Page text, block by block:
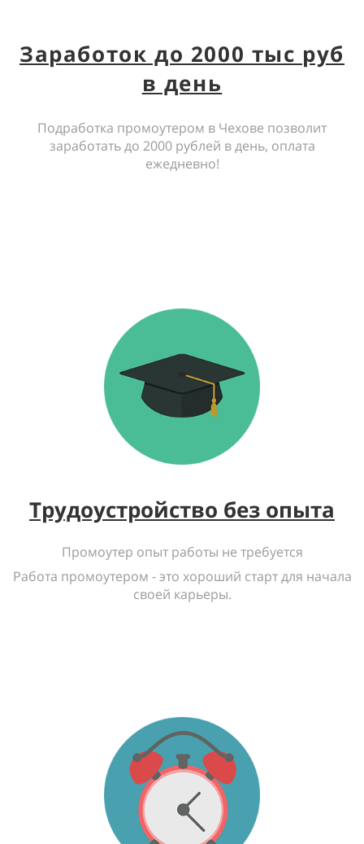
Заработок до 2000 тыс руб
в день
Подработка промоутером в Чехове позволит
заработать до 2000 рублей в день, оплата
ежедневно!
Трудоустройство без опыта
Промоутер опыт работы не требуется
Работа промоутером - это хороший старт для начала
своей карьеры.